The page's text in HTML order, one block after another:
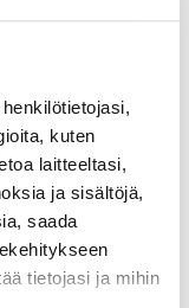
kuten
laitteeltasi,
ja sisältöjä,
saada
tietojasi ja mihin